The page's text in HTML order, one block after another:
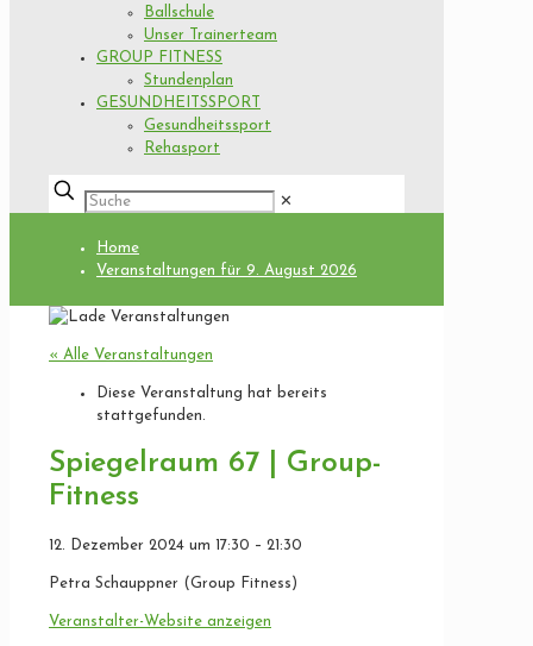
Ballschule
Unser Trainerteam
GROUP FITNESS
Stundenplan
GESUNDHEITSSPORT
Gesundheitssport
Rehasport
✕
Home
Veranstaltungen für 9. August 2026
« Alle Veranstaltungen
Diese Veranstaltung hat bereits
stattgefunden.
Spiegelraum 67 | Group-
Fitness
12. Dezember 2024 um 17:30 – 21:30
Petra Schauppner (Group Fitness)
Veranstalter-Website anzeigen